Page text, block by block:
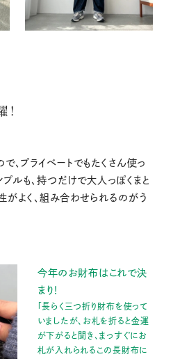
、プライベートでもたくさん使っ
ルも、持つだけで大人っぽくまと
がよく、組み合わせられるのがう
今年のお財布はこれで決
まり！
「長らく三つ折り財布を使って
いましたが、お札を折ると金運
が下がると聞き、まっすぐにお
札が入れられるこの長財布に